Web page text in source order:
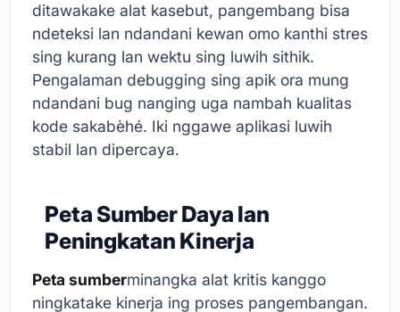
ditawakake alat kasebut, pangembang bisa
ndeteksi lan ndandani kewan omo kanthi stres
sing kurang lan wektu sing luwih sithik.
Pengalaman debugging sing apik ora mung
ndandani bug nanging uga nambah kualitas
kode sakabèhé. Iki nggawe aplikasi luwih
stabil lan dipercaya.
Peta Sumber Daya lan
Peningkatan Kinerja
Peta sumberminangka alat kritis kanggo
ningkatake kinerja ing proses pangembangan.